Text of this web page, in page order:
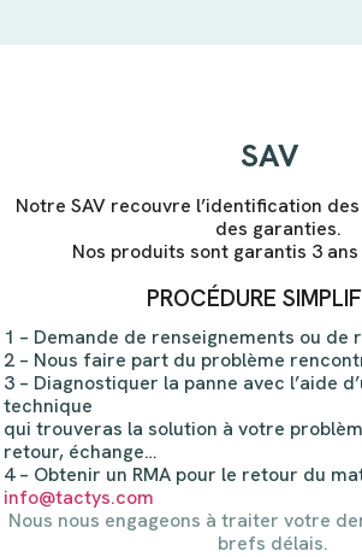
SAV
Notre SAV recouvre l’identification
des garanties.
Nos produits sont garantis 3
PROCÉDURE
1 – Demande de renseignements ou
2 – Nous faire part du problème
3 – Diagnostiquer la panne avec l’aide
technique
qui trouveras la solution à votre
retour, échange…
4 – Obtenir un RMA pour le retour du
info@tactys.com
Nous nous engageons à traiter votre
brefs délais.